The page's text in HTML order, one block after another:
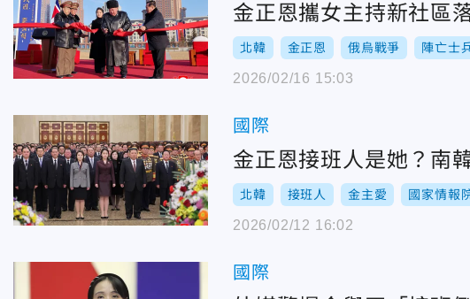
金正恩攜女主持新社區
北韓 金正恩 俄烏戰爭 陣亡士
2026/02/16 15:03
國際
金正恩接班人是她？南
北韓 接班人 金主愛 國家情報
2026/02/12 16:02
國際